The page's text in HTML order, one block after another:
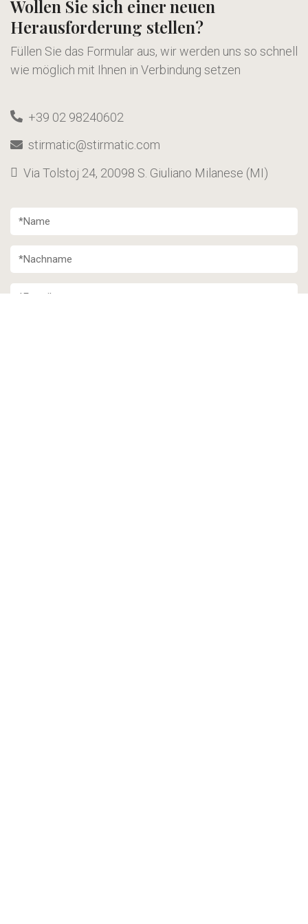
Wollen Sie sich einer neuen
Herausforderung stellen?
Füllen Sie das Formular aus, wir werden uns so schnell
wie möglich mit Ihnen in Verbindung setzen
+39 02 98240602
stirmatic@stirmatic.com
Via Tolstoj 24, 20098 S. Giuliano Milanese (MI)